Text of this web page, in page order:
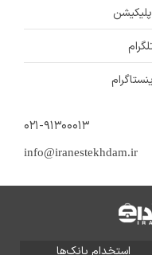
۰۲۱-۹۱۳۰۰۰۱۳
info@iranestekhdam.ir
استخدام بانک‌ها